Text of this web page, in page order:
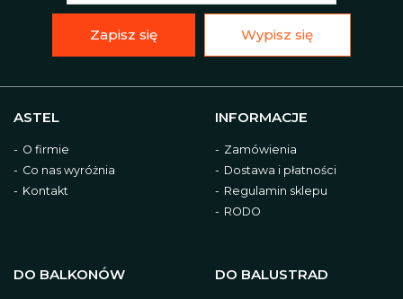
ASTEL
O firmie
Co nas wyróżnia
Kontakt
INFORMACJE
Zamówienia
Dostawa i płatności
Regulamin sklepu
RODO
DO BALKONÓW DO BALUSTRAD
Zapisz się Wypisz się